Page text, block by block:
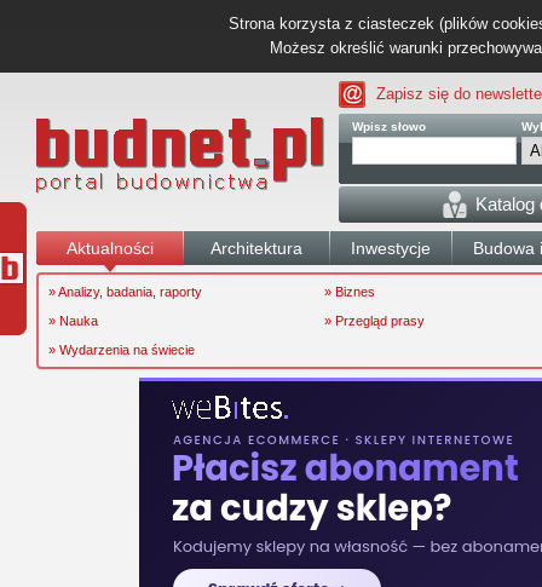
Strona korzysta z ciasteczek (plików
Możesz określić warunki
Zapisz się do
Wpisz słowo
Katalog
Aktualności Architektura Inwestycje Budowa
» Analizy, badania, raporty
» Biznes
» Nauka
» Przegląd prasy
» Wydarzenia na świecie